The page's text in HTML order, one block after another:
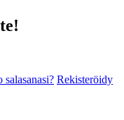
Rekisteröidy